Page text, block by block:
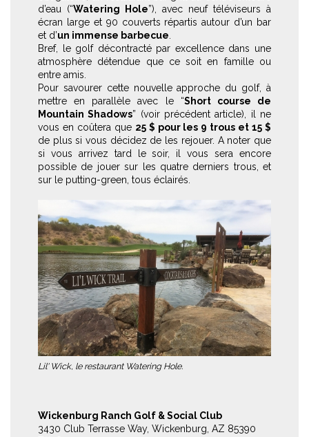
d’eau (“Watering Hole”), avec neuf téléviseurs à
écran large et 90 couverts répartis autour d’un bar
et d’un immense barbecue
Bref, le golf décontracté par excellence dans une
atmosphère détendue que ce soit en famille ou
entre amis.
Pour savourer cette nouvelle approche du golf, à
mettre en parallèle avec le “Short course de
Mountain Shadows” (voir précédent article), il ne
vous en coûtera que 25 $ pour les 9 trous et 15 $
de plus si vous décidez de les rejouer. A noter que
si vous arrivez tard le soir, il vous sera encore
possible de jouer sur les quatre derniers trous, et
sur le putting-green, tous éclairés.
Lil' Wick, le restaurant Watering Hole.
Wickenburg Ranch Golf & Social Club
3430 Club Terrasse Way, Wickenburg, AZ 85390